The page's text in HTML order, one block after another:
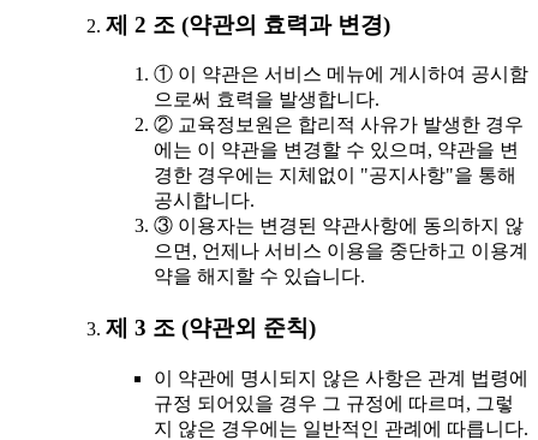
제 2 조 (약관의 효력과 변경)
① 이 약관은 서비스 메뉴에 게시하여 공시함
으로써 효력을 발생합니다.
② 교육정보원은 합리적 사유가 발생한 경우
에는 이 약관을 변경할 수 있으며, 약관을 변
경한 경우에는 지체없이 "공지사항"을 통해
공시합니다.
③ 이용자는 변경된 약관사항에 동의하지 않
으면, 언제나 서비스 이용을 중단하고 이용계
약을 해지할 수 있습니다.
제 3 조 (약관외 준칙)
이 약관에 명시되지 않은 사항은 관계 법령에
규정 되어있을 경우 그 규정에 따르며, 그렇
지 않은 경우에는 일반적인 관례에 따릅니다.